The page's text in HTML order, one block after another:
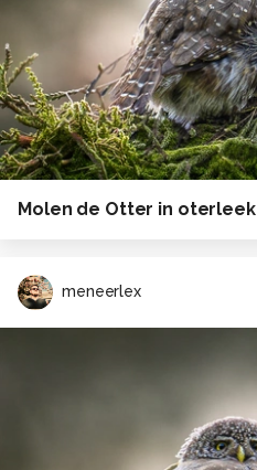
Molen de Otter in oterleek
meneerlex